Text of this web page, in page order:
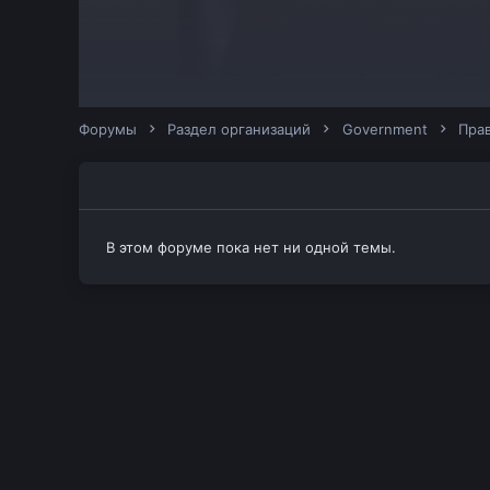
Форумы Раздел организаций Government
В этом форуме пока нет ни одной темы.